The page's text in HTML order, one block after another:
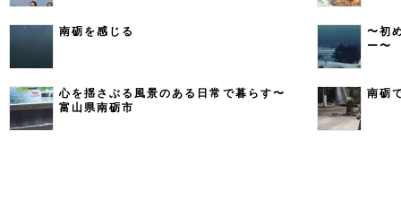
南砺を感じる
〜初
ー〜
心を揺さぶる風景のある日常で暮らす〜
富山県南砺市
南砺